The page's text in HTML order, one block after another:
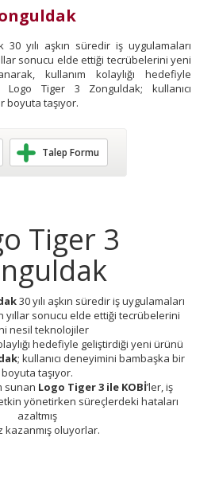
yılı aşkın süredir iş uygulamaları
sonucu elde ettiği tecrübelerini yeni
kullanım kolaylığı hedefiyle
Tiger 3 Zonguldak; kullanıcı
boyuta taşıyor.
Talep Formu
Tiger 3
30 yılı aşkın süredir iş uygulamaları
yıllar sonucu elde ettiği tecrübelerini
nesil teknolojiler
hedefiyle geliştirdiği yeni ürünü
; kullanıcı deneyimini bambaşka bir
boyuta taşıyor.
sunan Logo Tiger 3 ile KOBİ’ler, iş
yönetirken süreçlerdeki hataları
azaltmış
kazanmış oluyorlar.